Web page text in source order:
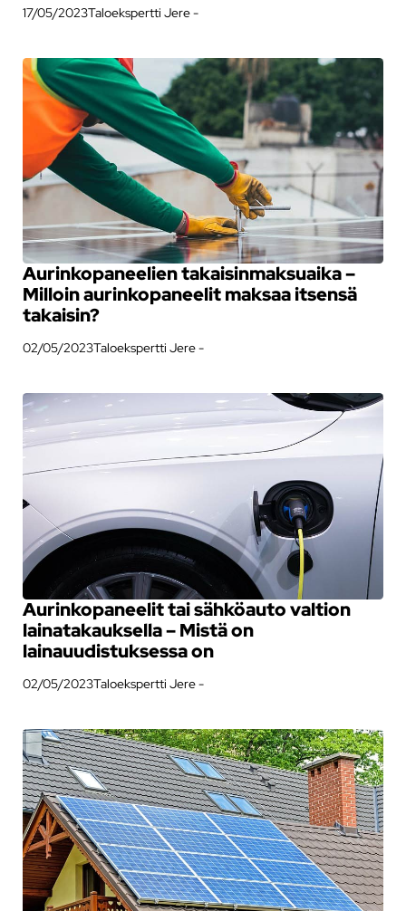
17/05/2023Taloekspertti Jere -
Aurinkopaneelien takaisinmaksuaika –
Milloin aurinkopaneelit maksaa itsensä
takaisin?
02/05/2023Taloekspertti Jere -
Aurinkopaneelit tai sähköauto valtion
lainatakauksella – Mistä on
lainauudistuksessa on
02/05/2023Taloekspertti Jere -